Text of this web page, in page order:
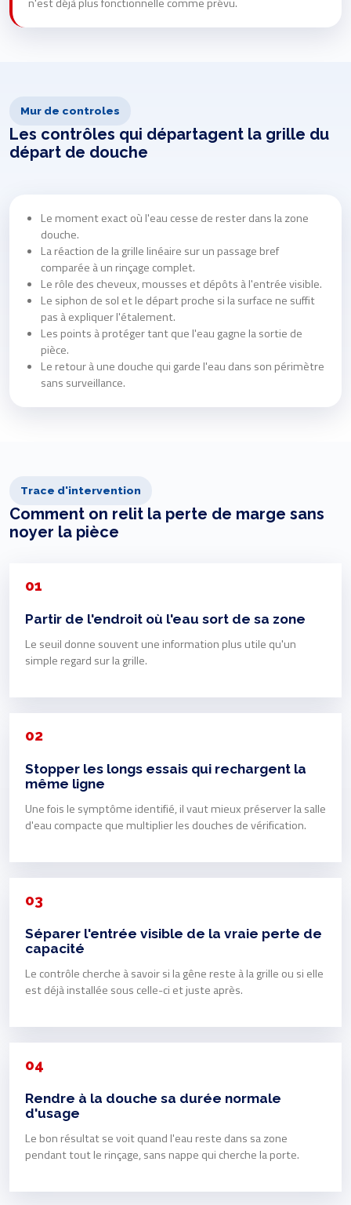
Mur de controles
Les contrôles qui départagent la grille du
départ de douche
Le moment exact où l'eau cesse de rester dans la zone
douche.
La réaction de la grille linéaire sur un passage bref
comparée à un rinçage complet.
Le rôle des cheveux, mousses et dépôts à l'entrée visible.
Le siphon de sol et le départ proche si la surface ne suffit
pas à expliquer l'étalement.
Les points à protéger tant que l'eau gagne la sortie de
pièce.
Le retour à une douche qui garde l'eau dans son périmètre
sans surveillance.
Trace d'intervention
Comment on relit la perte de marge sans
noyer la pièce
01
Partir de l'endroit où l'eau sort de sa zone
Le seuil donne souvent une information plus utile qu'un
simple regard sur la grille.
02
Stopper les longs essais qui rechargent la
même ligne
Une fois le symptôme identifié, il vaut mieux préserver la salle
d'eau compacte que multiplier les douches de vérification.
03
Séparer l'entrée visible de la vraie perte de
capacité
Le contrôle cherche à savoir si la gêne reste à la grille ou si elle
est déjà installée sous celle-ci et juste après.
04
Rendre à la douche sa durée normale
d'usage
Le bon résultat se voit quand l'eau reste dans sa zone
pendant tout le rinçage, sans nappe qui cherche la porte.